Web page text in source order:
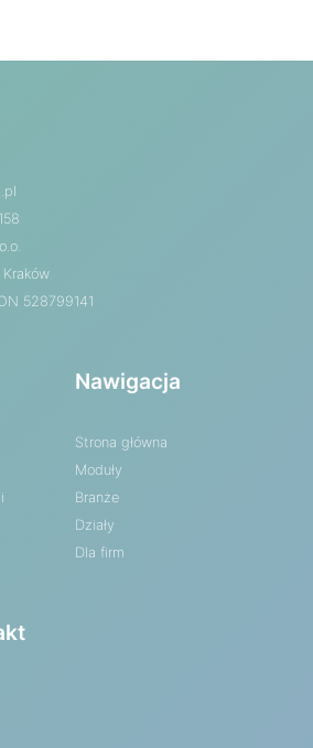
528799141
Nawigacja
Strona główna
Moduły
Branże
Działy
Dla firm